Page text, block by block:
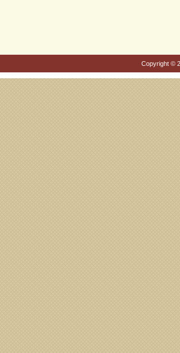
Copyright ©